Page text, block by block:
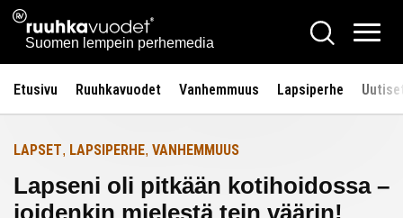
Siirry
sisältöön
Ruuhkavuodet.fi
Suomen lempein perhemedia
Hae
Etusivu Ruuhkavuodet Vanhemmuus Lapsiperhe
Etusivulle
LAPSET, LAPSIPERHE, VANHEMMUUS
Lapseni oli pitkään kotihoidossa –
joidenkin mielestä tein väärin!